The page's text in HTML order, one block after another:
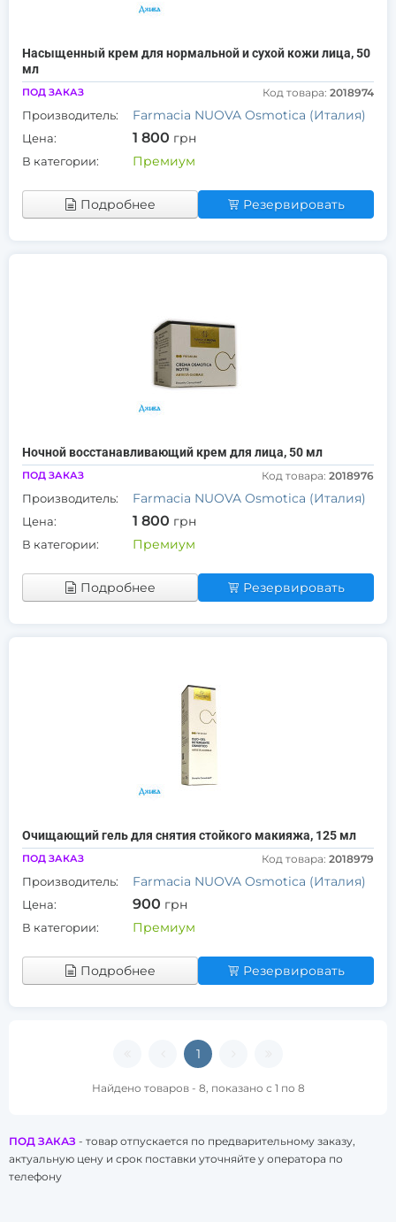
Насыщенный крем для нормальной и сухой кожи лица, 50
мл
ПОД ЗАКАЗ Код товара: 2018974
Производитель: Farmacia NUOVA Osmotica (Италия)
Цена: 1 800 грн
В категории: Премиум
Подробнее Резервировать
Ночной восстанавливающий крем для лица, 50 мл
ПОД ЗАКАЗ Код товара: 2018976
Производитель: Farmacia NUOVA Osmotica (Италия)
Цена: 1 800 грн
В категории: Премиум
Подробнее Резервировать
Очищающий гель для снятия стойкого макияжа, 125 мл
ПОД ЗАКАЗ Код товара: 2018979
Производитель: Farmacia NUOVA Osmotica (Италия)
Цена: 900 грн
В категории: Премиум
Подробнее Резервировать
1
Найдено товаров - 8, показано с 1 по 8
ПОД ЗАКАЗ - товар отпускается по предварительному заказу,
актуальную цену и срок поставки уточняйте у оператора по
телефону